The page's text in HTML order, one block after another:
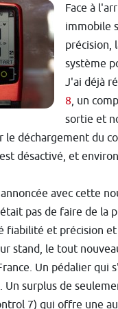
Face à
immobile
précision,
système
J'ai déjà
8, un
sortie et
déchargement du
désactivé, et
avec cette
pas de faire de la
fiabilité et précision
stand, le tout
Un pédalier qui
Un surplus de
7) qui offre une